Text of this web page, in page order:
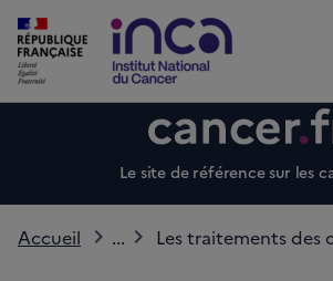
Le site de référence sur les
Accueil ... Les traitements des